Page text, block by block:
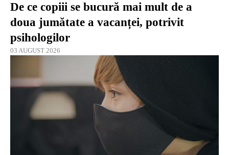
De ce copiii se bucură mai mult de a
doua jumătate a vacanței, potrivit
psihologilor
03 AUGUST 2026